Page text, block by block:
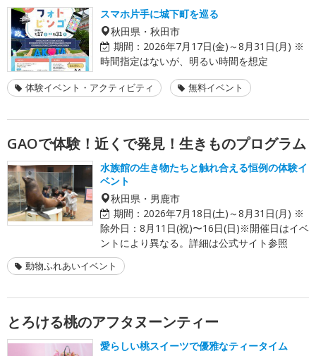
スマホ片手に城下町を巡る
秋田県・秋田市
期間： 2026年7月17日(金)～8月31日(月) ※
時間指定はないが、明るい時間を想定
体験イベント・アクティビティ 無料イベント
GAOで体験！近くで発見！生きものプログラム
水族館の生き物たちと触れ合える恒例の体験イ
ベント
秋田県・男鹿市
期間： 2026年7月18日(土)～8月31日(月) ※
除外日：8月11日(祝)〜16日(日)※開催日はイベ
ントにより異なる。詳細は公式サイト参照
動物ふれあいイベント
とろける桃のアフタヌーンティー
愛らしい桃スイーツで優雅なティータイム